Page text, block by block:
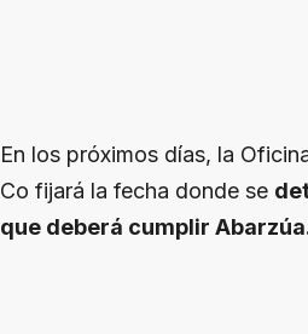
En los próximos días, la
Co fijará la fecha donde se
que deberá cumplir